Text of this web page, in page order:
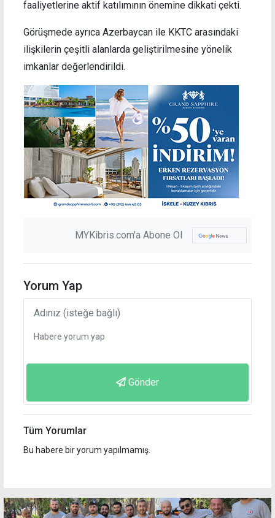
faaliyetlerine aktif katılımının önemine dikkati çekti.
Görüşmede ayrıca Azerbaycan ile KKTC arasındaki
ilişkilerin çeşitli alanlarda geliştirilmesine yönelik
imkanlar değerlendirildi.
MYKibris.com'a Abone Ol
Yorum Yap
Gönder
Tüm Yorumlar
Bu habere bir yorum yapılmamış.